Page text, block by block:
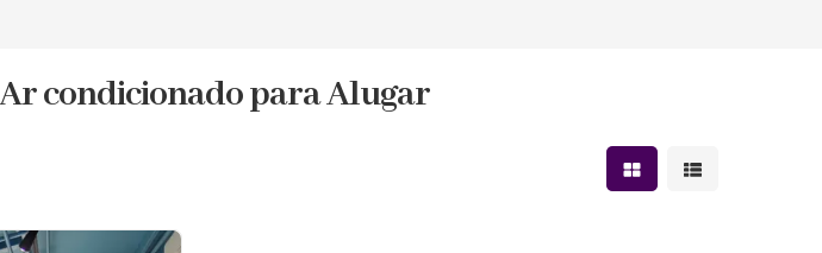
condicionado para Alugar
Mostrar resultados em
Mostrar